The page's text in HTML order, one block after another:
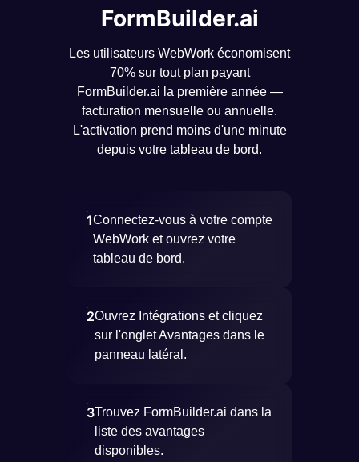
FormBuilder.ai
Les utilisateurs WebWork économisent
70% sur tout plan payant
FormBuilder.ai la première année —
facturation mensuelle ou annuelle.
L'activation prend moins d'une minute
depuis votre tableau de bord.
1Connectez-vous à votre compte
WebWork et ouvrez votre
tableau de bord.
2Ouvrez Intégrations et cliquez
sur l'onglet Avantages dans le
panneau latéral.
3Trouvez FormBuilder.ai dans la
liste des avantages
disponibles.